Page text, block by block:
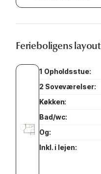
Ferieboligens layout
1 Opholdsstue:
2 Soveværelser:
Køkken:
Bad/wc:
Og:
Inkl. i lejen: